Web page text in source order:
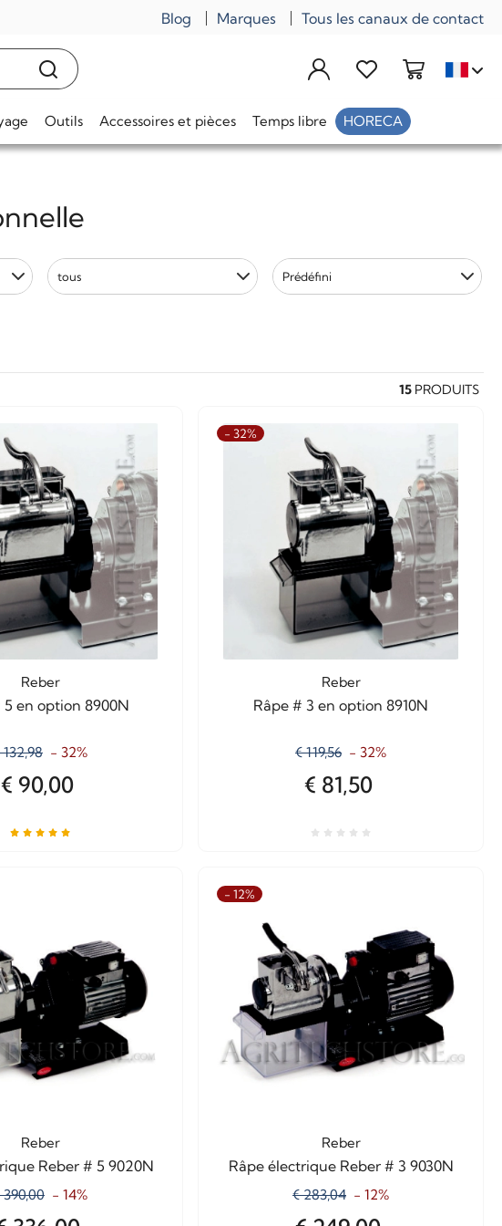
Blog Marques Tous les canaux de contact
Outils Accessoires et pièces Temps libre HORECA
tous Prédéfini
15 PRODUITS
Reber
5 en option 8900N
132,98 - 32%
€ 90,00
- 32%
Reber
Râpe # 3 en option 8910N
€ 119,56 - 32%
€ 81,50
Reber
Reber # 5 9020N
390,00 - 14%
- 12%
Reber
Râpe électrique Reber # 3 9030N
€ 283,04 - 12%